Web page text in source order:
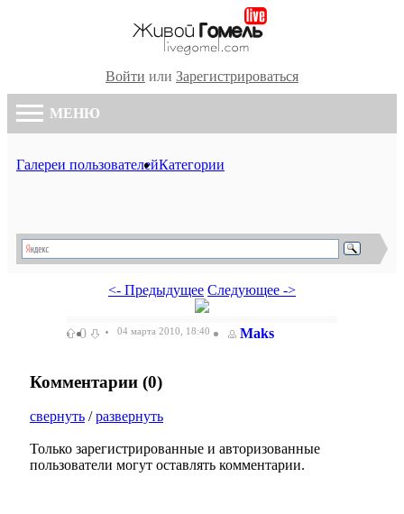
Войти или Зарегистрироваться
МЕНЮ
Галереи пользователейКатегории
<- Предыдущее Следующее ->
0 04 марта 2010, 18:40 Maks
Комментарии (0)
свернуть /развернуть
Только зарегистрированные и авторизованные
пользователи могут оставлять комментарии.